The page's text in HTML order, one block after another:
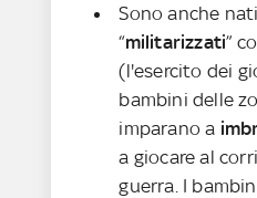
Sono anche
“militarizzati”
(l'esercito dei
bambini delle
imparano a
a giocare al
guerra. I